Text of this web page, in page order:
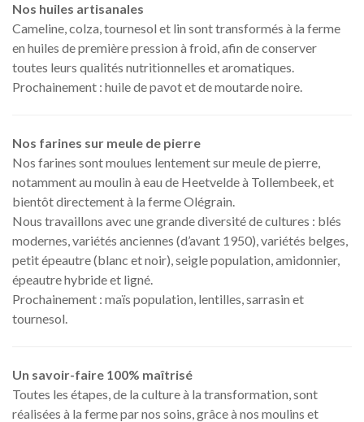
Nos huiles artisanales
Cameline, colza, tournesol et lin sont transformés à la ferme
en huiles de première pression à froid, afin de conserver
toutes leurs qualités nutritionnelles et aromatiques.
Prochainement : huile de pavot et de moutarde noire.
Nos farines sur meule de pierre
Nos farines sont moulues lentement sur meule de pierre,
notamment au moulin à eau de Heetvelde à Tollembeek, et
bientôt directement à la ferme Olégrain.
Nous travaillons avec une grande diversité de cultures : blés
modernes, variétés anciennes (d’avant 1950), variétés belges,
petit épeautre (blanc et noir), seigle population, amidonnier,
épeautre hybride et ligné.
Prochainement : maïs population, lentilles, sarrasin et
tournesol.
Un savoir-faire 100% maîtrisé
Toutes les étapes, de la culture à la transformation, sont
réalisées à la ferme par nos soins, grâce à nos moulins et